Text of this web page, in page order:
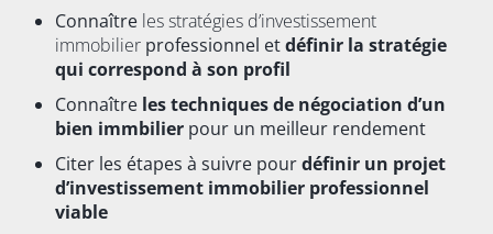
Connaître les stratégies d’investissement
immobilier professionnel etdéfinir la stratégie
qui correspond à son profil
Connaître les techniques de négociation d’un
bien immbilier pour un meilleur rendement
Citer les étapes à suivre pourdéfinir un projet
d’investissement immobilier professionnel
viable